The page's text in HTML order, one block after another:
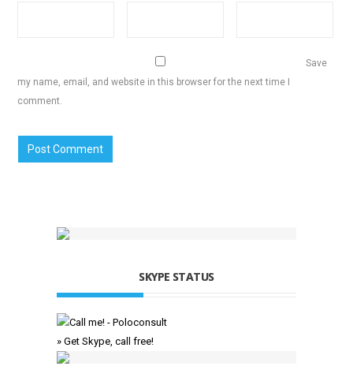
Save
my name, email, and website in this browser for the next time I
comment.
SKYPE STATUS
» Get Skype, call free!